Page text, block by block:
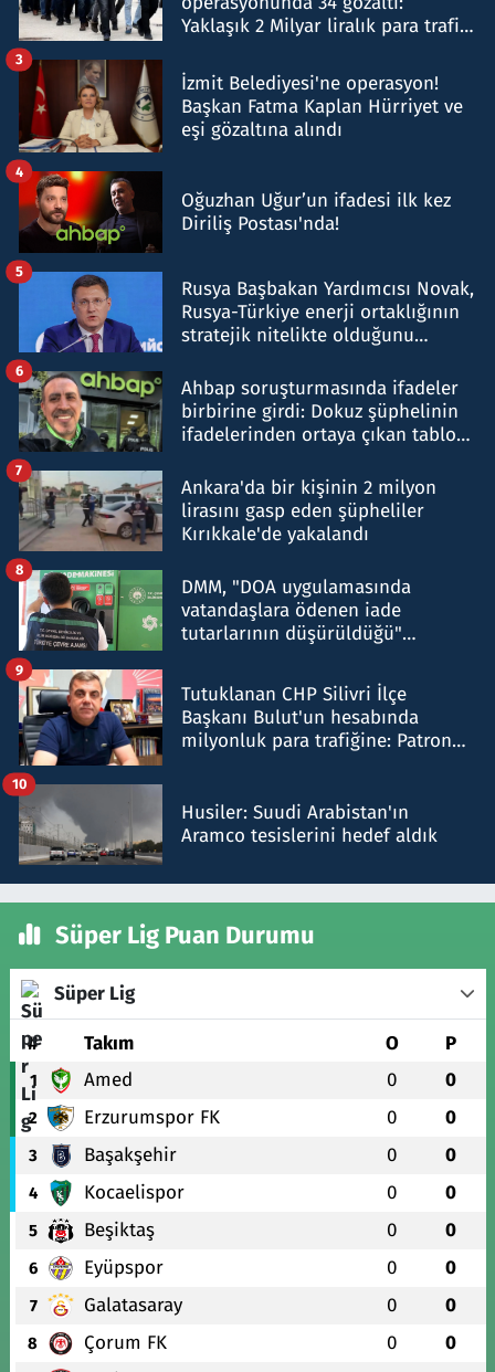
Yaklaşık 2 Milyar liralık para trafiği
İzmit Belediyesi'ne operasyon!
Başkan Fatma Kaplan Hürriyet ve
eşi gözaltına alındı
3
Oğuzhan Uğur’un ifadesi ilk kez
Diriliş Postası'nda!
4
Rusya Başbakan Yardımcısı Novak,
Rusya-Türkiye enerji ortaklığının
stratejik nitelikte olduğunu
5
Ahbap soruşturmasında ifadeler
birbirine girdi: Dokuz şüphelinin
ifadelerinden ortaya çıkan tablo
6
Ankara'da bir kişinin 2 milyon
lirasını gasp eden şüpheliler
Kırıkkale'de yakalandı
7
DMM, "DOA uygulamasında
vatandaşlara ödenen iade
tutarlarının düşürüldüğü"
8
Tutuklanan CHP Silivri İlçe
Başkanı Bulut'un hesabında
milyonluk para trafiğine: Patron
9
Husiler: Suudi Arabistan'ın
Aramco tesislerini hedef aldık
10
Süper Lig Puan Durumu
Süper Lig
# Takım O P
1 Amed 0 0
2 Erzurumspor FK 0 0
3 Başakşehir 0 0
4 Kocaelispor 0 0
5 Beşiktaş 0 0
6 Eyüpspor 0 0
7 Galatasaray 0 0
8 Çorum FK 0 0